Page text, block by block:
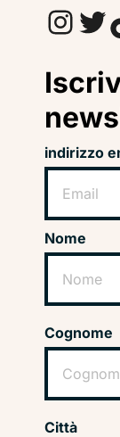
InstagramTwitter
indirizzo
Nome
Cognome
Città